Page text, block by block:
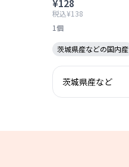
¥128
税込¥138
1個
茨城県産などの国内産
茨城県産など